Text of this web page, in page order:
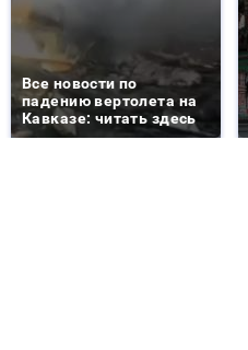
Все новости по
падению вертолета на
Кавказе: читать здесь